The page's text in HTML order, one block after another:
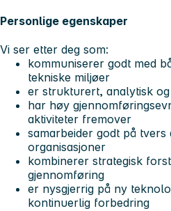
Personlige egenskaper
Vi ser etter deg som:
kommuniserer godt med
tekniske miljøer
er strukturert, analytisk
har høy
aktiviteter fremover
samarbeider godt på tvers
organisasjoner
kombinerer strategisk
gjennomføring
er nysgjerrig på ny
kontinuerlig forbedring